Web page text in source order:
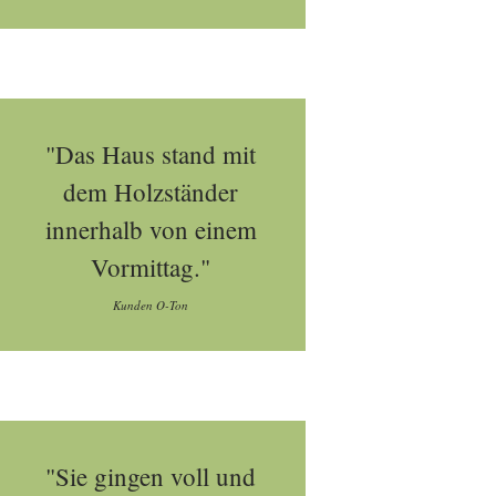
"Das Haus stand mit
dem Holzständer
innerhalb von einem
Vormittag."
Kunden O-Ton
"Sie gingen voll und